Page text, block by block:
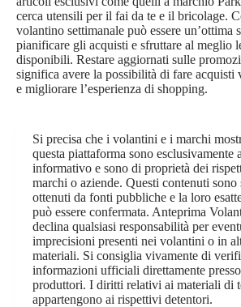
cerca utensili per il fai da te e il bricolage.
volantino settimanale può essere un’ottima
pianificare gli acquisti e sfruttare al meglio
disponibili. Restare aggiornati sulle
significa avere la possibilità di fare acquisti
e migliorare l’esperienza di shopping.
Si precisa che i volantini e i marchi
questa piattaforma sono esclusivamente
informativo e sono di proprietà dei
marchi o aziende. Questi contenuti sono
ottenuti da fonti pubbliche e la loro
può essere confermata. Anteprima
declina qualsiasi responsabilità per
imprecisioni presenti nei volantini o in
materiali. Si consiglia vivamente di
informazioni ufficiali direttamente
produttori. I diritti relativi ai materiali di
appartengono ai rispettivi detentori.